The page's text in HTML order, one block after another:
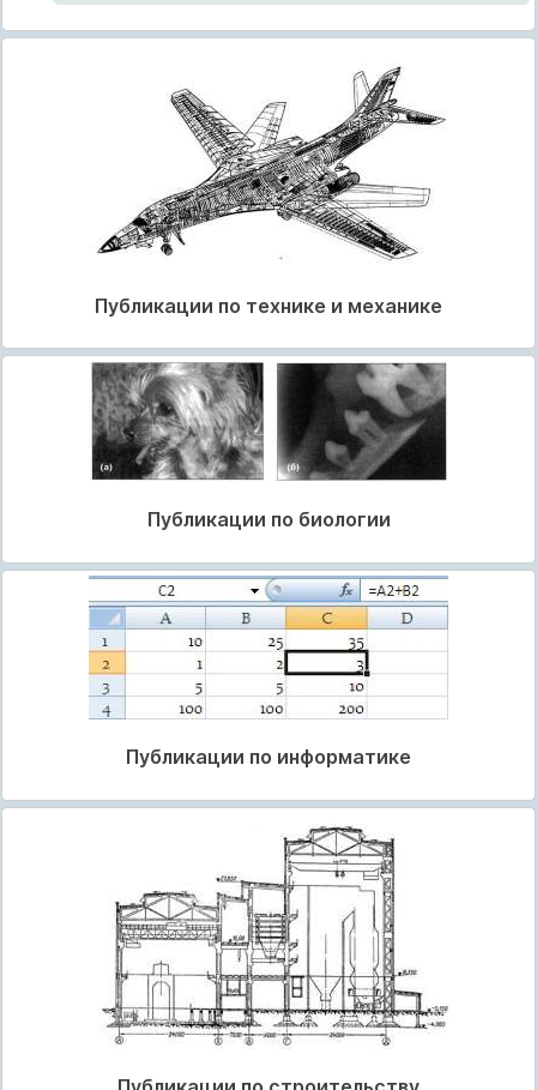
Публикации по технике и механике
Публикации по биологии
Публикации по информатике